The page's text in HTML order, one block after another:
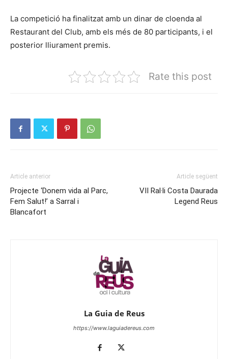
La competició ha finalitzat amb un dinar de cloenda al
Restaurant del Club, amb els més de 80 participants, i el
posterior lliurament premis.
Rate this post
Article anterior
Projecte ‘Donem vida al Parc,
Fem Salut!’ a Sarral i
Blancafort
Article següent
VII Ral·li Costa Daurada
Legend Reus
La Guia de Reus
https://www.laguiadereus.com